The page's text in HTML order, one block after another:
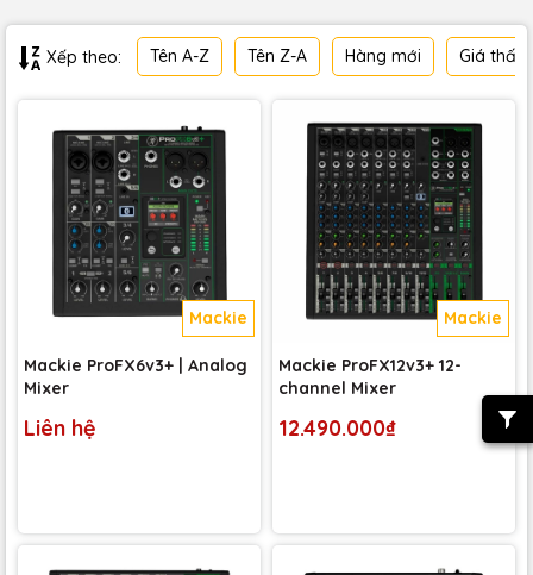
Xếp theo: Tên A-Z Tên Z-A Hàng mới Giá thấp
Mackie
Mackie ProFX6v3+ | Analog
Mixer
Liên hệ
Mackie
Mackie ProFX12v3+ 12-
channel Mixer
12.490.000₫